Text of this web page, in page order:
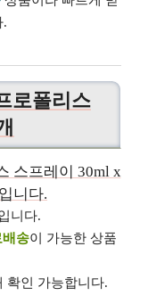
.
로폴리스
니다.
배송이 가능한 상품
확인 가능합니다.